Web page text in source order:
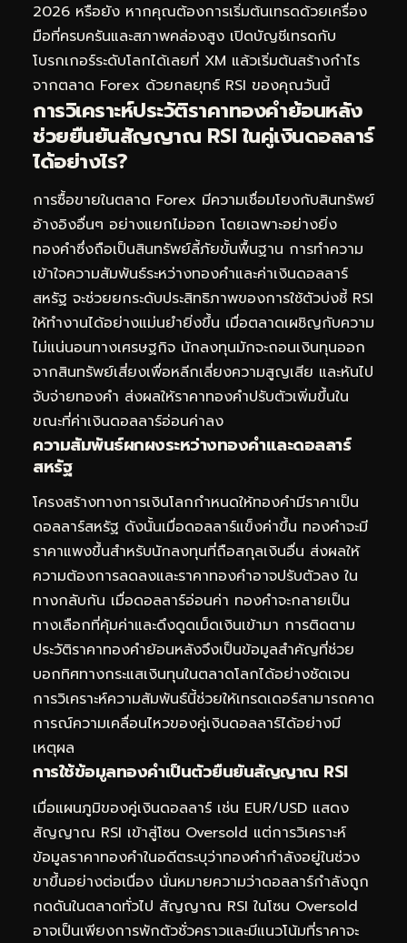
2026 หรือยัง หากคุณต้องการเริ่มต้นเทรดด้วยเครื่อง
มือที่ครบครันและสภาพคล่องสูง เปิดบัญชีเทรดกับ
โบรกเกอร์ระดับโลกได้เลยที่ XM แล้วเริ่มต้นสร้างกำไร
จากตลาด Forex ด้วยกลยุทธ์ RSI ของคุณวันนี้
การวิเคราะห์ประวัติราคาทองคำย้อนหลัง
ช่วยยืนยันสัญญาณ RSI ในคู่เงินดอลลาร์
ได้อย่างไร?
การซื้อขายในตลาด Forex มีความเชื่อมโยงกับสินทรัพย์
อ้างอิงอื่นๆ อย่างแยกไม่ออก โดยเฉพาะอย่างยิ่ง
ทองคำซึ่งถือเป็นสินทรัพย์ลี้ภัยขั้นพื้นฐาน การทำความ
เข้าใจความสัมพันธ์ระหว่างทองคำและค่าเงินดอลลาร์
สหรัฐ จะช่วยยกระดับประสิทธิภาพของการใช้ตัวบ่งชี้ RSI
ให้ทำงานได้อย่างแม่นยำยิ่งขึ้น เมื่อตลาดเผชิญกับความ
ไม่แน่นอนทางเศรษฐกิจ นักลงทุนมักจะถอนเงินทุนออก
จากสินทรัพย์เสี่ยงเพื่อหลีกเลี่ยงความสูญเสีย และหันไป
จับจ่ายทองคำ ส่งผลให้ราคาทองคำปรับตัวเพิ่มขึ้นใน
ขณะที่ค่าเงินดอลลาร์อ่อนค่าลง
ความสัมพันธ์ผกผงระหว่างทองคำและดอลลาร์
สหรัฐ
โครงสร้างทางการเงินโลกกำหนดให้ทองคำมีราคาเป็น
ดอลลาร์สหรัฐ ดังนั้นเมื่อดอลลาร์แข็งค่าขึ้น ทองคำจะมี
ราคาแพงขึ้นสำหรับนักลงทุนที่ถือสกุลเงินอื่น ส่งผลให้
ความต้องการลดลงและราคาทองคำอาจปรับตัวลง ใน
ทางกลับกัน เมื่อดอลลาร์อ่อนค่า ทองคำจะกลายเป็น
ทางเลือกที่คุ้มค่าและดึงดูดเม็ดเงินเข้ามา การติดตาม
ประวัติราคาทองคำย้อนหลังจึงเป็นข้อมูลสำคัญที่ช่วย
บอกทิศทางกระแสเงินทุนในตลาดโลกได้อย่างชัดเจน
การวิเคราะห์ความสัมพันธ์นี้ช่วยให้เทรดเดอร์สามารถคาด
การณ์ความเคลื่อนไหวของคู่เงินดอลลาร์ได้อย่างมี
เหตุผล
การใช้ข้อมูลทองคำเป็นตัวยืนยันสัญญาณ RSI
เมื่อแผนภูมิของคู่เงินดอลลาร์ เช่น EUR/USD แสดง
สัญญาณ RSI เข้าสู่โซน Oversold แต่การวิเคราะห์
ข้อมูลราคาทองคำในอดีตระบุว่าทองคำกำลังอยู่ในช่วง
ขาขึ้นอย่างต่อเนื่อง นั่นหมายความว่าดอลลาร์กำลังถูก
กดดันในตลาดทั่วไป สัญญาณ RSI ในโซน Oversold
อาจเป็นเพียงการพักตัวชั่วคราวและมีแนวโน้มที่ราคาจะ